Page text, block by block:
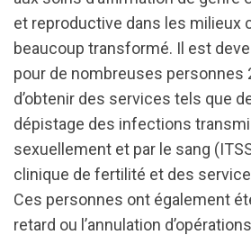
et reproductive dans les milieux
beaucoup transformé. Il est
pour de nombreuses personnes
d’obtenir des services tels que
dépistage des infections
sexuellement et par le sang
clinique de fertilité et des
Ces personnes ont également
retard ou l’annulation